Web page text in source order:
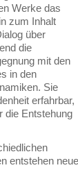
Werke das
zum Inhalt
über
die
mit den
in den
Sie
erfahrbar,
die Entstehung
entstehen neue